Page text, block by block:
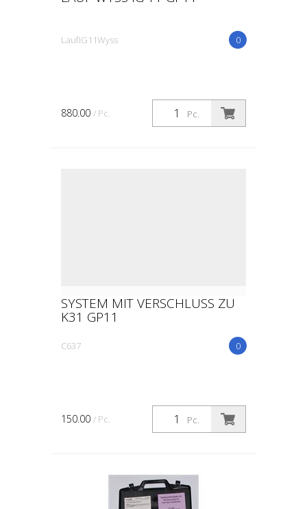
0
LaufIG11Wyss
Pc.
880.00 / Pc.
SYSTEM MIT VERSCHLUSS ZU
K31 GP11
0
C637
Pc.
150.00 / Pc.